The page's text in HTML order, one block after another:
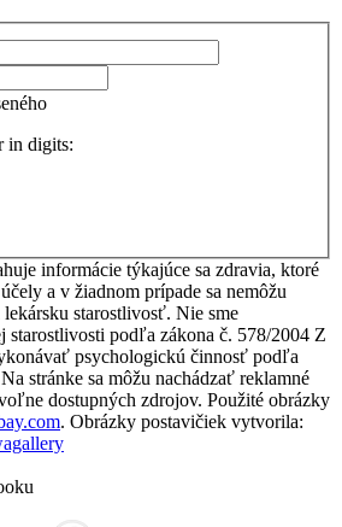
in digits:
informácie týkajúce sa zdravia, ktoré
a v žiadnom prípade sa nemôžu
starostlivosť. Nie sme
starostlivosti podľa zákona č. 578/2004 Z
psychologickú činnosť podľa
stránke sa môžu nachádzať reklamné
dostupných zdrojov. Použité obrázky
. Obrázky postavičiek vytvorila: